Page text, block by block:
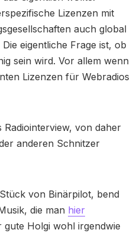
Lizenzen mit
auch global
eigentliche Frage ist, ob
sein wird. Vor allem wenn
Lizenzen für Webradios
von daher
anderen Schnitzer
von Binärpilot, bend
die man hier
Holgi wohl irgendwie